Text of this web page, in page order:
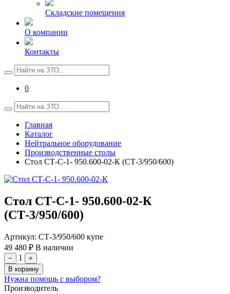
Складские помещения
О компании
Контакты
0
Главная
Каталог
Нейтральное оборудование
Производственные столы
Стол СТ-С-1- 950.600-02-К (СТ-3/950/600)
Стол СТ-С-1- 950.600-02-К
(СТ-3/950/600)
Артикул: СТ-3/950/600 купе
49 480 ₽ В наличии
− 1
+
В корзину
Нужна помощь с выбором?
Производитель